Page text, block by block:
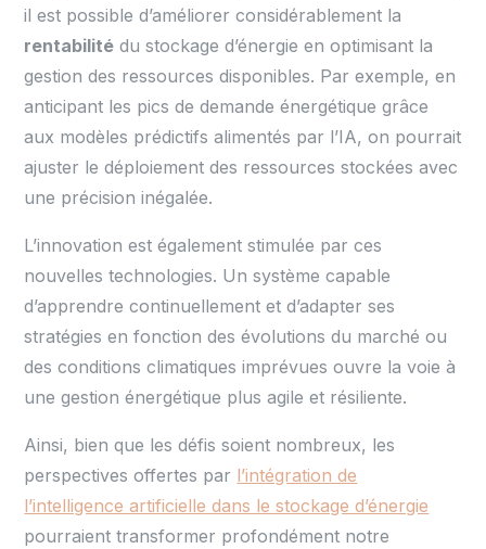
il est possible d’améliorer considérablement la
rentabilité du stockage d’énergie en optimisant la
gestion des ressources disponibles. Par exemple, en
anticipant les pics de demande énergétique grâce
aux modèles prédictifs alimentés par l’IA, on pourrait
ajuster le déploiement des ressources stockées avec
une précision inégalée.
L’innovation est également stimulée par ces
nouvelles technologies. Un système capable
d’apprendre continuellement et d’adapter ses
stratégies en fonction des évolutions du marché ou
des conditions climatiques imprévues ouvre la voie à
une gestion énergétique plus agile et résiliente.
Ainsi, bien que les défis soient nombreux, les
perspectives offertes par l’intégration de
l’intelligence artificielle dans le stockage d’énergie
pourraient transformer profondément notre